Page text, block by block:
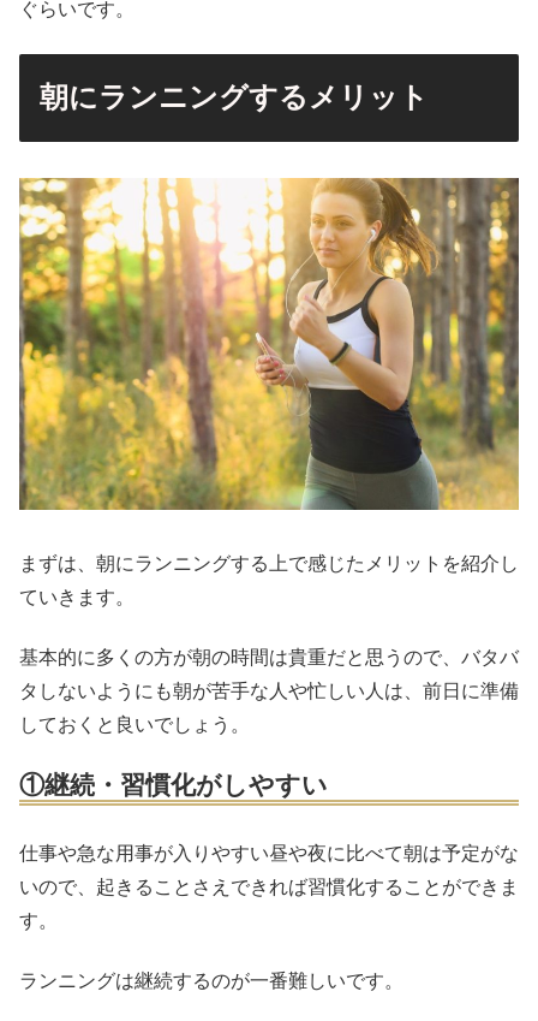
ぐらいです。
朝にランニングするメリット
まずは、朝にランニングする上で感じたメリットを紹介し
ていきます。
基本的に多くの方が朝の時間は貴重だと思うので、バタバ
タしないようにも朝が苦手な人や忙しい人は、前日に準備
しておくと良いでしょう。
①継続・習慣化がしやすい
仕事や急な用事が入りやすい昼や夜に比べて朝は予定がな
いので、起きることさえできれば習慣化することができま
す。
ランニングは継続するのが一番難しいです。